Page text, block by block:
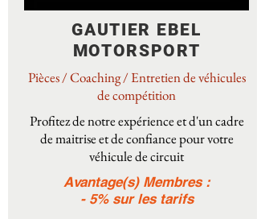
GAUTIER EBEL
MOTORSPORT
Pièces / Coaching / Entretien de véhicules
de compétition
Profitez de notre expérience et d'un cadre
de maitrise et de confiance pour votre
véhicule de circuit
Avantage(s) Membres :
- 5% sur les tarifs